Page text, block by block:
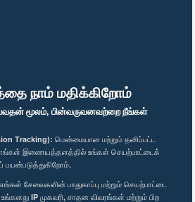
நாம் மதிக்கிறோம்
மூலம், பின்வருவனவற்றை நீங்கள்
Tracking): மென்மையான மற்றும் தனிப்பட்ட
எங்கள் இணையத்தளத்தில் உங்கள் செயற்பாட்டைக்
எங்கள் சேவைகளின் பாதுகாப்பு மற்றும் செயற்பாட்டை
உங்களது IP முகவரி, சாதன விவரங்கள் மற்றும் பிற